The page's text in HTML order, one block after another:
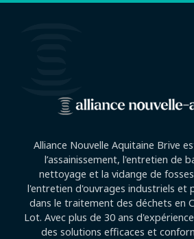
Alliance Nouvelle Aquitaine Brive
l’assainissement, l'entretien de
nettoyage et la vidange de
l'entretien d'ouvrages industriels et
dans le traitement des déchets en
Lot. Avec plus de 30 ans
des solutions efficaces et